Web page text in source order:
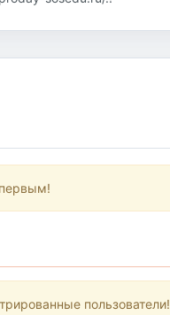
пользователи!